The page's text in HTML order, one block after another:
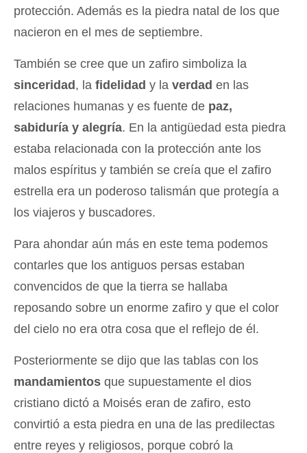
protección. Además es la piedra natal de los que
nacieron en el mes de septiembre.
También se cree que un zafiro simboliza la
sinceridad, la fidelidad y la verdad en las
relaciones humanas y es fuente de paz,
sabiduría y alegría. En la antigüedad esta piedra
estaba relacionada con la protección ante los
malos espíritus y también se creía que el zafiro
estrella era un poderoso talismán que protegía a
los viajeros y buscadores.
Para ahondar aún más en este tema podemos
contarles que los antiguos persas estaban
convencidos de que la tierra se hallaba
reposando sobre un enorme zafiro y que el color
del cielo no era otra cosa que el reflejo de él.
Posteriormente se dijo que las tablas con los
mandamientos que supuestamente el dios
cristiano dictó a Moisés eran de zafiro, esto
convirtió a esta piedra en una de las predilectas
entre reyes y religiosos, porque cobró la